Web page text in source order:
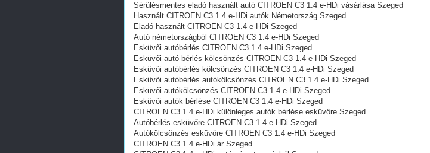
Sérülésmentes eladó használt autó CITROEN C3 1.4 e-HDi vásárlása Szeged
Használt CITROEN C3 1.4 e-HDi autók Németország Szeged
Eladó használt CITROEN C3 1.4 e-HDi Szeged
Autó németországból CITROEN C3 1.4 e-HDi Szeged
Esküvői autóbérlés CITROEN C3 1.4 e-HDi Szeged
Esküvői autó bérlés kölcsönzés CITROEN C3 1.4 e-HDi Szeged
Esküvői autóbérlés kölcsönzés CITROEN C3 1.4 e-HDi Szeged
Esküvői autóbérlés autókölcsönzés CITROEN C3 1.4 e-HDi Szeged
Esküvői autókölcsönzés CITROEN C3 1.4 e-HDi Szeged
Esküvői autók bérlése CITROEN C3 1.4 e-HDi Szeged
CITROEN C3 1.4 e-HDi különleges autók bérlése esküvőre Szeged
Autóbérlés esküvőre CITROEN C3 1.4 e-HDi Szeged
Autókölcsönzés esküvőre CITROEN C3 1.4 e-HDi Szeged
CITROEN C3 1.4 e-HDi ár Szeged